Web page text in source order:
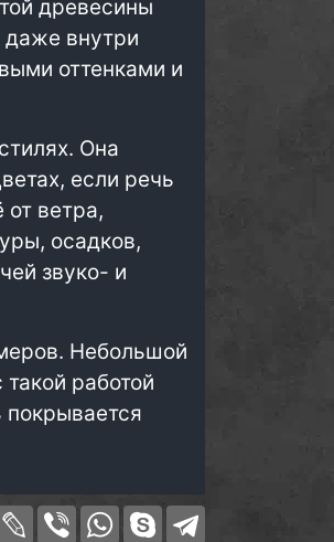
древесины
даже внутри
оттенками и
Она
если речь
ветра,
осадков,
звуко- и
Небольшой
работой